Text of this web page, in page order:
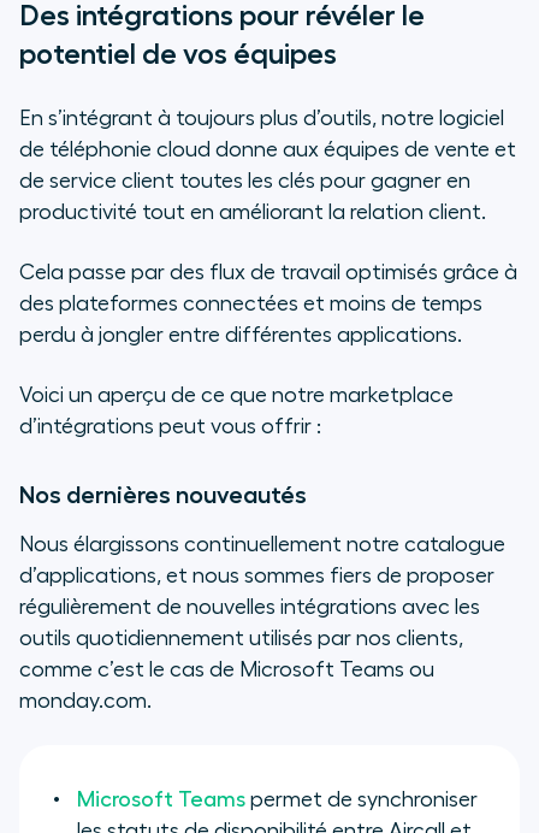
Des intégrations pour révéler le
potentiel de vos équipes
En s’intégrant à toujours plus d’outils, notre logiciel
de téléphonie cloud donne aux équipes de vente et
de service client toutes les clés pour gagner en
productivité tout en améliorant la relation client.
Cela passe par des flux de travail optimisés grâce à
des plateformes connectées et moins de temps
perdu à jongler entre différentes applications.
Voici un aperçu de ce que notre marketplace
d’intégrations peut vous offrir :
Nos dernières nouveautés
Nous élargissons continuellement notre catalogue
d’applications, et nous sommes fiers de proposer
régulièrement de nouvelles intégrations avec les
outils quotidiennement utilisés par nos clients,
comme c’est le cas de Microsoft Teams ou
monday.com.
Microsoft Teams permet de synchroniser